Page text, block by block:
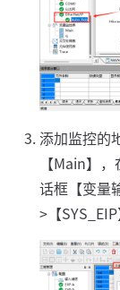
添加监控的
【Main】
话框【变量
>【